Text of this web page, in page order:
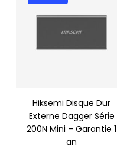
Hiksemi Disque Dur
Externe Dagger Série
200N Mini – Garantie 1
an